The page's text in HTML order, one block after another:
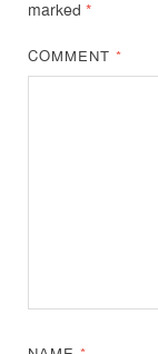
marked *
COMMENT*